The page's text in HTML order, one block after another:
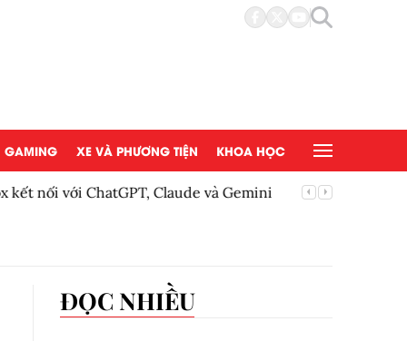
GAMING XE VÀ PHƯƠNG TIỆN KHOA HỌC
kết nối với ChatGPT, Claude và Gemini
ĐỌC NHIỀU